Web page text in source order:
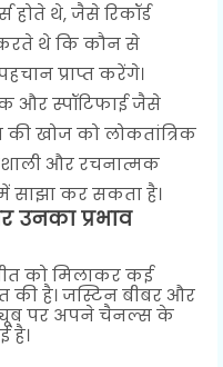
होते थे, जैसे रिकॉर्ड
थे कि कौन से
प्राप्त करेंगे।
और स्पॉटिफाई जैसे
की खोज को लोकतांत्रिक
और रचनात्मक
साझा कर सकता है।
उनका प्रभाव
को मिलाकर कई
है। जस्टिन बीबर और
पर अपने चैनल्स के
है।